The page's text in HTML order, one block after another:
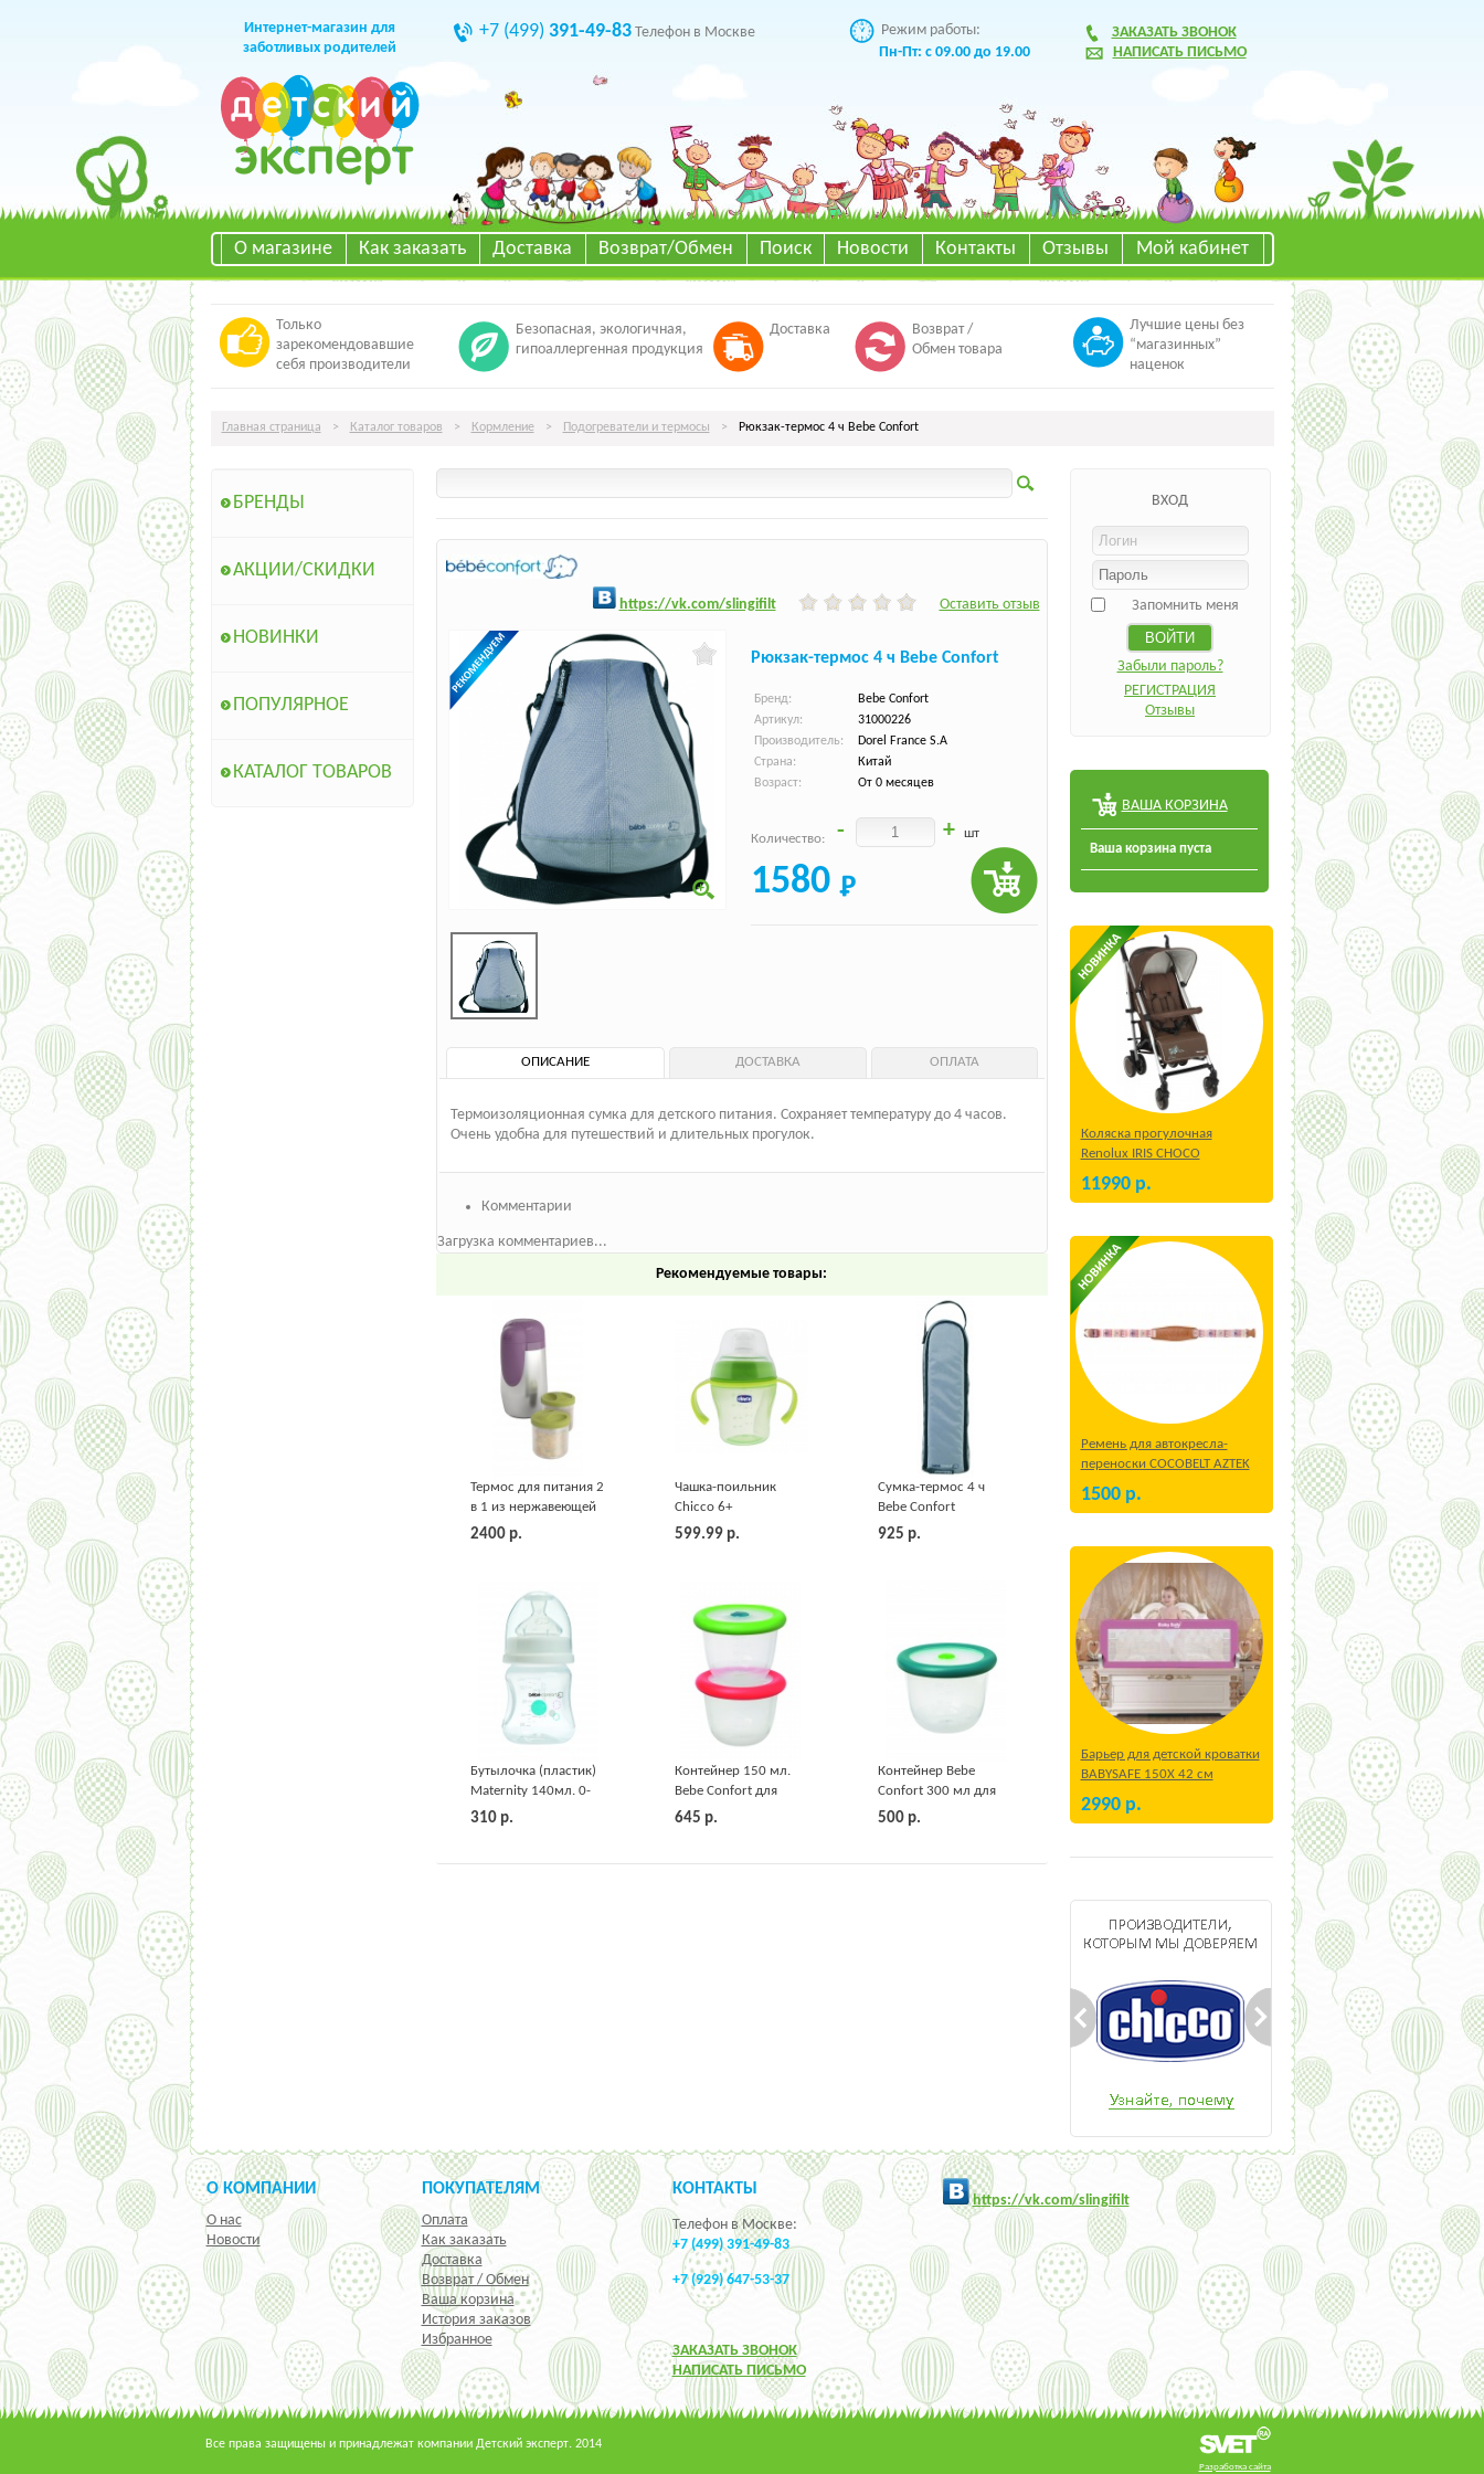
Интернет-магазин для
заботливых родителей
+7 (499) 391-49-83Телефон в Москве
Режим работы:
Пн-Пт: с 09.00 до 19.00
ЗАКАЗАТЬ ЗВОНОК
НАПИСАТЬ ПИСЬМО
О магазине Как заказать Доставка Возврат/Обмен Поиск Новости Контакты Отзывы Мой кабинет
Только
зарекомендовавшие
себя производители
Безопасная, экологичная,
гипоаллергенная продукция
Доставка
Возврат /
Обмен товара
Лучшие цены без
“магазинных”
наценок
Главная страница > Каталог товаров > Кормление > Подогреватели и термосы > Рюкзак-термос 4 ч Bebe Confort
БРЕНДЫ
АКЦИИ/СКИДКИ
НОВИНКИ
ПОПУЛЯРНОЕ
КАТАЛОГ ТОВАРОВ
https://vk.com/slingifilt Оставить отзыв
Рюкзак-термос 4 ч Bebe Confort
Бренд:
Bebe Confort
Артикул:
31000226
Производитель:
Dorel France S.A
Страна:
Китай
Возраст:
От 0 месяцев
Количество: - + шт
1580
ОПИСАНИЕ ДОСТАВКА ОПЛАТА
Термоизоляционная сумка для детского питания. Сохраняет температуру до 4 часов.
Очень удобна для путешествий и длительных прогулок.
Комментарии
Загрузка комментариев...
Рекомендуемые товары:
Термос для питания 2
в 1 из нержавеющей
стали Chicco
2400 р.
Чашка-поильник
Chicco 6+
599.99 р.
Сумка-термос 4 ч
Bebe Confort
925 р.
Бутылочка (пластик)
Maternity 140мл. 0-
6мес. белая, S1 Bebe
310 р.
Контейнер 150 мл.
Bebe Confort для
хранения пищи 2 шт
645 р.
Контейнер Bebe
Confort 300 мл для
хранения пищи
500 р.
ВХОД
Запомнить меня
Забыли пароль?
РЕГИСТРАЦИЯ
Отзывы
ВАША КОРЗИНА
Ваша корзина пуста
Коляска прогулочная
Renolux IRIS CHOCO
11990 р.
Ремень для автокресла-
переноски COCOBELT AZTEK
1500 р.
Барьер для детской кроватки
BABYSAFE 150Х 42 см
Бежевый
2990 р.
О КОМПАНИИ
О нас
Новости
ПОКУПАТЕЛЯМ
Оплата
Как заказать
Доставка
Возврат / Обмен
Ваша корзина
История заказов
Избранное
КОНТАКТЫ
Телефон в Москве:
+7 (499) 391-49-83
+7 (929) 647-53-37
ЗАКАЗАТЬ ЗВОНОК
НАПИСАТЬ ПИСЬМО
https://vk.com/slingifilt
Разработка сайта
Все права защищены и принадлежат компании Детский эксперт. 2014